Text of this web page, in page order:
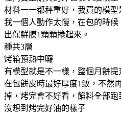
材料一一都秤重好，我買的模型
我一個人動作太慢，在包的時
出保鮮膜1顆顆捲起來。
種共3層
烤箱預熱中囉
有模型就是不一樣，整個月餅提
在包餅皮時最好厚度1致，不然
掉，烤完會不好看，餡料全部跑
沒想到烤完好油的樣子